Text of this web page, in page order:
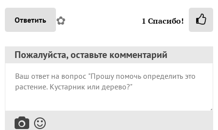
Ответить ✿ 1 Спасибо!
Пожалуйста, оставьте комментарий